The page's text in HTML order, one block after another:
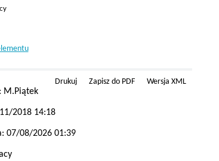
Wersja XML
Zapisz do PDF
Drukuj
M.Piątek
2018 14:18
07/08/2026 01:39